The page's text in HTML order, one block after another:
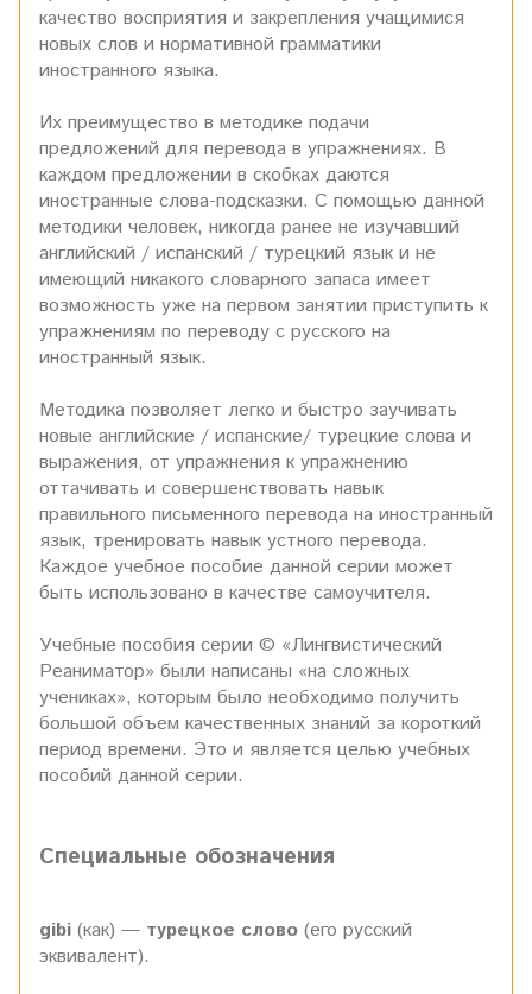
качество восприятия и закрепления учащимися
новых слов и нормативной грамматики
иностранного языка.
Их преимущество в методике подачи
предложений для перевода в упражнениях. В
каждом предложении в скобках даются
иностранные слова-подсказки. С помощью данной
методики человек, никогда ранее не изучавший
английский / испанский / турецкий язык и не
имеющий никакого словарного запаса имеет
возможность уже на первом занятии приступить к
упражнениям по переводу с русского на
иностранный язык.
Методика позволяет легко и быстро заучивать
новые английские / испанские/ турецкие слова и
выражения, от упражнения к упражнению
оттачивать и совершенствовать навык
правильного письменного перевода на иностранный
язык, тренировать навык устного перевода.
Каждое учебное пособие данной серии может
быть использовано в качестве самоучителя.
Учебные пособия серии © «Лингвистический
Реаниматор» были написаны «на сложных
учениках», которым было необходимо получить
большой объем качественных знаний за короткий
период времени. Это и является целью учебных
пособий данной серии.
Специальные обозначения
gibi (как) — турецкое слово (его русский
эквивалент).